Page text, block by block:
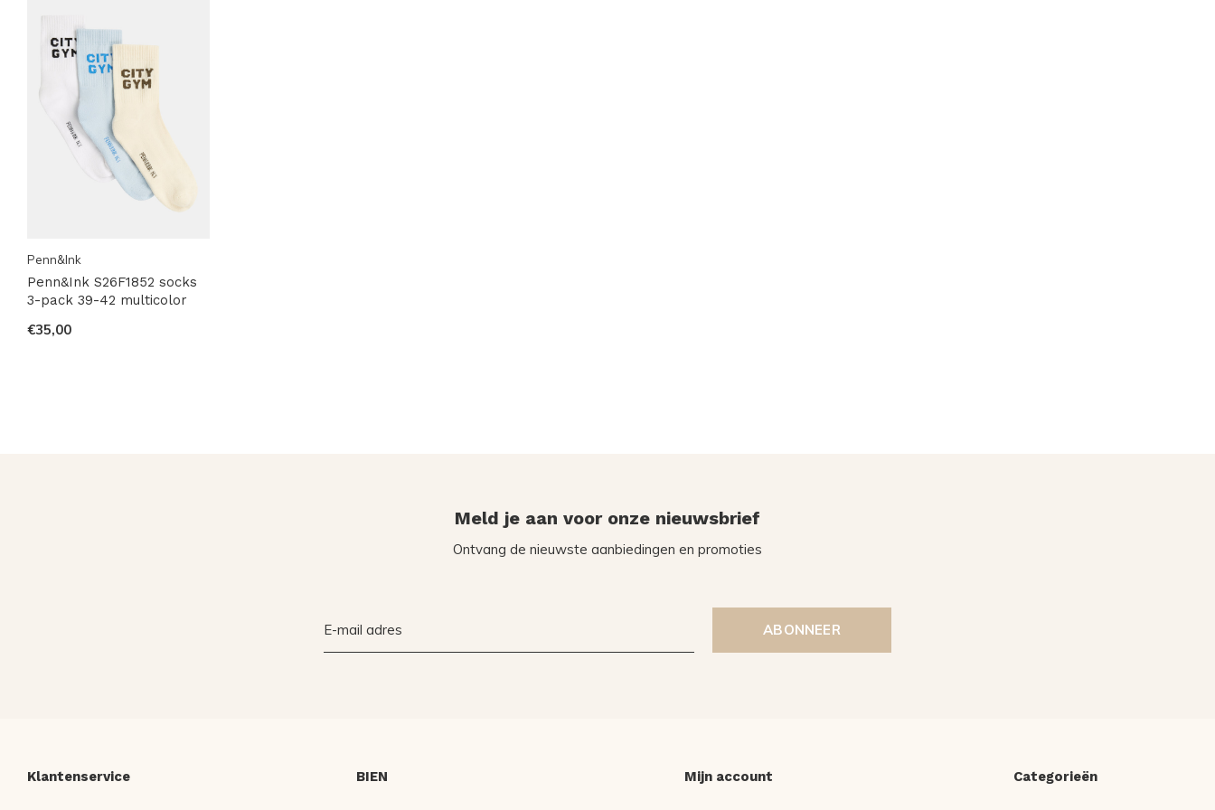
Penn&Ink
Penn&Ink S26F1852 socks
3-pack 39-42 multicolor
€35,00
Meld je aan voor onze nieuwsbrief
Ontvang de nieuwste aanbiedingen en promoties
ABONNEER
Klantenservice BIEN Mijn account Categorieën